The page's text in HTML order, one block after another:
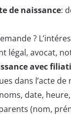
de naissance:
?
légal, avocat,
avec
dans l’acte
date,
(nom,